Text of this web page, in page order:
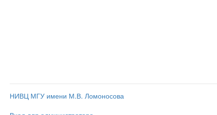
НИВЦ МГУ имени М.В. Ломоносова